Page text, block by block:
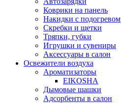
Коврики на панель
Накидки с подогревом
Скребки и щетки
Тряпки, губки
Игрушки и сувениры
Аксессуары в салон
Освежители воздуха
Ароматизаторы
EIKOSHA
Дымовые шашки
Адсорбенты в салон